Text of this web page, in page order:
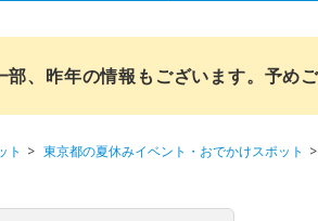
、昨年の情報もございます。予めご
ト 東京都の夏休みイベント・おでかけスポット